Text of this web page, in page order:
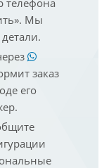
Мы
заказ
его